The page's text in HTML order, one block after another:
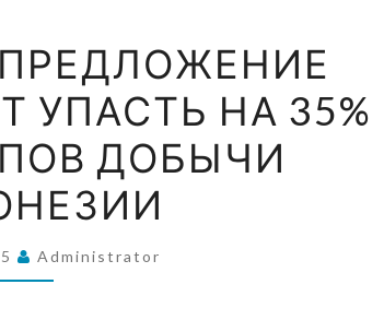
И
ПРЕДЛОЖЕНИЕ
НИКЕЛЯ
МОЖЕТ
УПАСТЬ
НА
ИЗ-
ПРЕДЛОЖЕНИЕ
УПАСТЬ НА 35%
ДОБЫЧИ
Administrator